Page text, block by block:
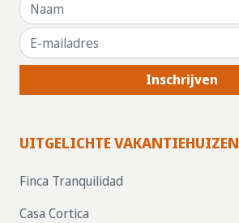
Inschrijven
UITGELICHTE VAKANTIEHUIZEN
Finca Tranquilidad
Casa Cortica